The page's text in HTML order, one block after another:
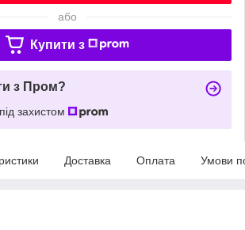
або
Купити з
з Пром?
захистом
Доставка Оплата Умови